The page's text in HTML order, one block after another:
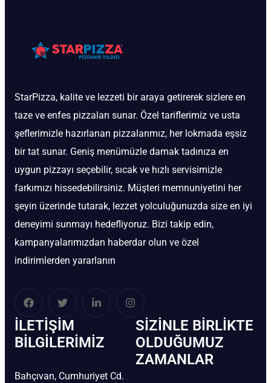
StarPizza, kalite ve lezzeti bir araya getirerek sizlere en
taze ve enfes pizzaları sunar. Özel tariflerimiz ve usta
şeflerimizle hazırlanan pizzalarımız, her lokmada eşsiz
bir tat sunar. Geniş menümüzle damak tadınıza en
uygun pizzayı seçebilir, sıcak ve hızlı servisimizle
farkımızı hissedebilirsiniz. Müşteri memnuniyetini her
şeyin üzerinde tutarak, lezzet yolculuğunuzda size en iyi
deneyimi sunmayı hedefliyoruz. Bizi takip edin,
kampanyalarımızdan haberdar olun ve özel
indirimlerden yararlanın
İLETIŞIM
BİLGILERIMIZ
Bahçıvan, Cumhuriyet Cd.
SIZINLE BIRLIKTE
OLDUĞUMUZ
ZAMANLAR